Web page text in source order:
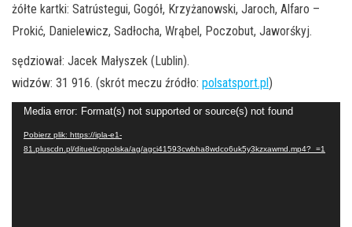
żółte kartki: Satrústegui, Gogół, Krzyżanowski, Jaroch, Alfaro –
Prokić, Danielewicz, Sadłocha, Wrąbel, Poczobut, Jaworśkyj.
sędziował: Jacek Małyszek (Lublin).
widzów: 31 916. (skrót meczu źródło: polsatsport.pl)
Odtwarzacz
video
Media error: Format(s) not supported or source(s) not found
Pobierz plik: https://ipla-e1-
81.pluscdn.pl/dituel/cppolska/ag/agci41593cwbha8wdco6uk5y3kzxawmd.mp4?_=1